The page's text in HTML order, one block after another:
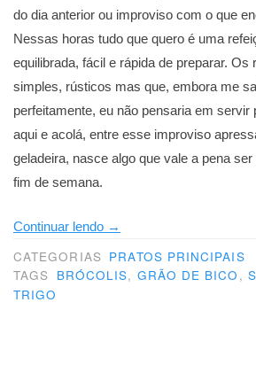
do dia anterior ou improviso com o que
Nessas horas tudo que quero é uma
equilibrada, fácil e rápida de preparar. Os
simples, rústicos mas que, embora me
perfeitamente, eu não pensaria em servir
aqui e acolá, entre esse improviso
geladeira, nasce algo que vale a pena
fim de semana.
Continuar lendo “Sabor
e
saúde
→
CATEGORIAS PRATOS PRINCIPAIS
TAGS BRÓCOLIS, GRÃO DE BICO ,
TRIGO